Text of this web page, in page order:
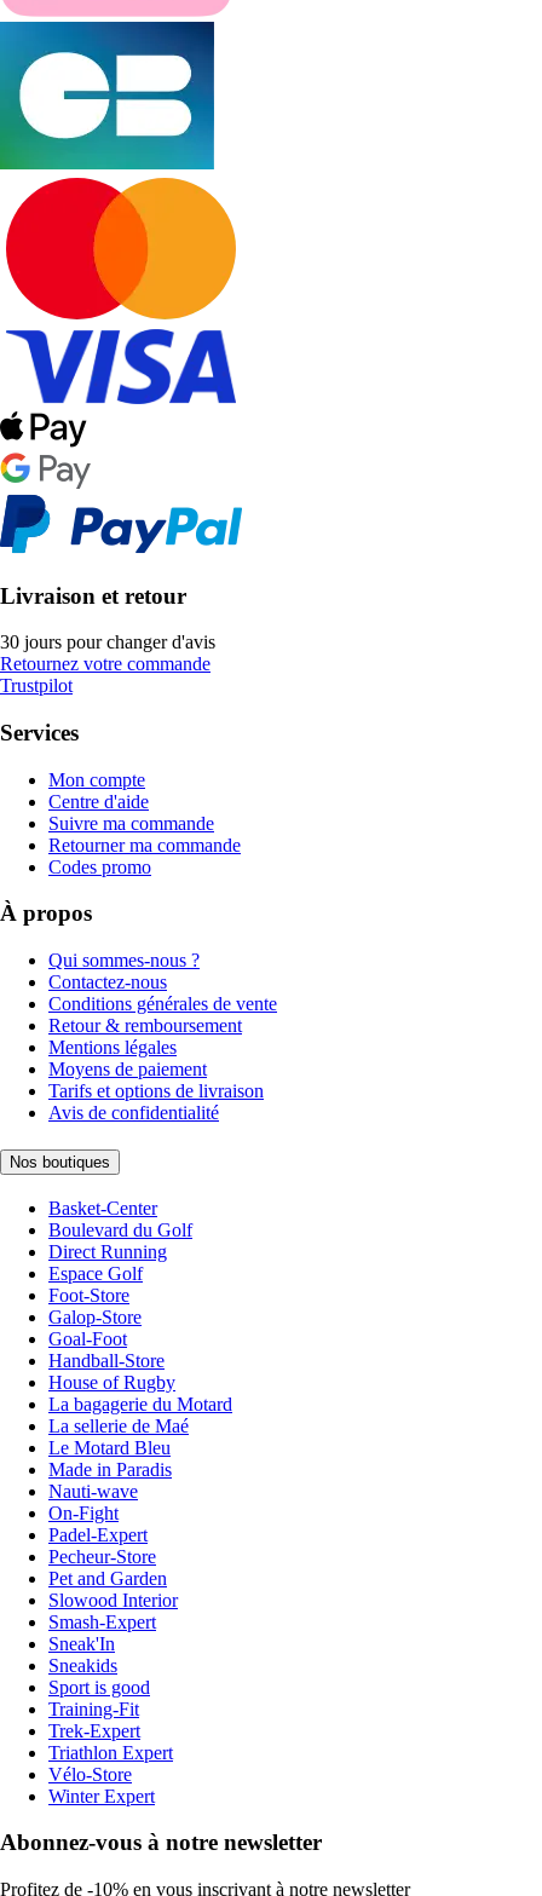
Livraison et retour
30 jours pour changer d'avis
Retournez votre commande
Trustpilot
Services
Mon compte
Centre d'aide
Suivre ma commande
Retourner ma commande
Codes promo
À propos
Qui sommes-nous ?
Contactez-nous
Conditions générales de vente
Retour & remboursement
Mentions légales
Moyens de paiement
Tarifs et options de livraison
Avis de confidentialité
Nos boutiques
Basket-Center
Boulevard du Golf
Direct Running
Espace Golf
Foot-Store
Galop-Store
Goal-Foot
Handball-Store
House of Rugby
La bagagerie du Motard
La sellerie de Maé
Le Motard Bleu
Made in Paradis
Nauti-wave
On-Fight
Padel-Expert
Pecheur-Store
Pet and Garden
Slowood Interior
Smash-Expert
Sneak'In
Sneakids
Sport is good
Training-Fit
Trek-Expert
Triathlon Expert
Vélo-Store
Winter Expert
Abonnez-vous à notre newsletter
Profitez de -10% en vous inscrivant à notre newsletter